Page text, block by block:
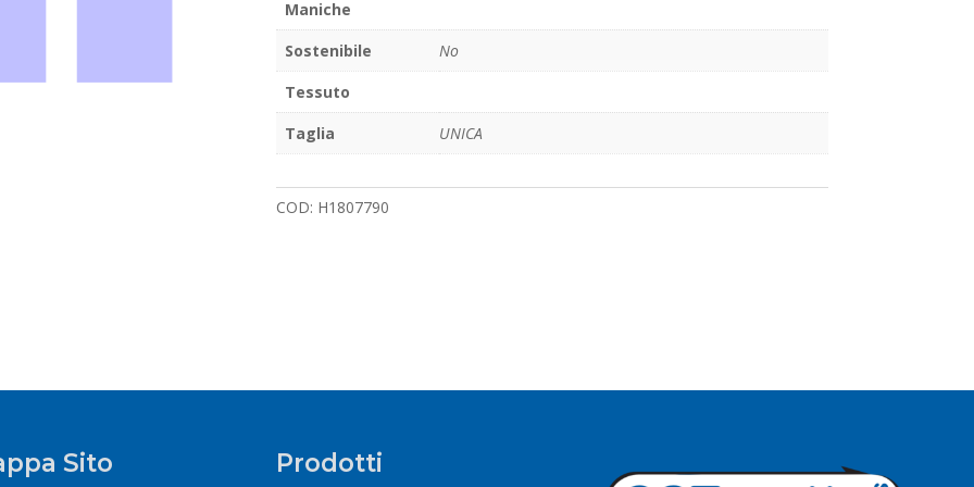
Maniche
Sostenibile
No
Tessuto
Taglia
UNICA
COD: H1807790
Sito Prodotti